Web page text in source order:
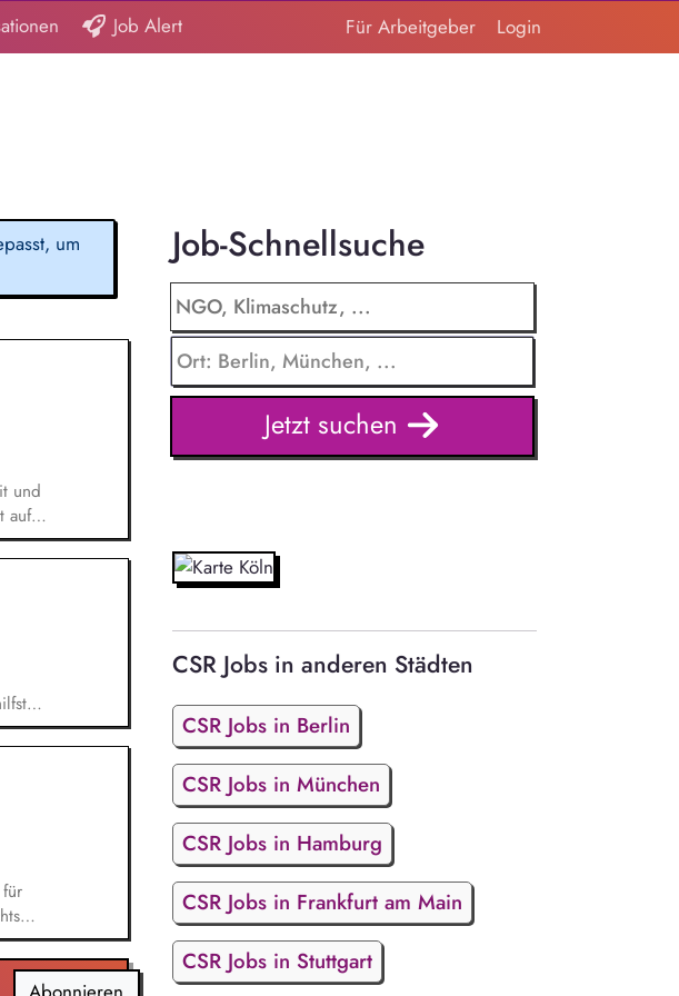
Job Alert Für Arbeitgeber Login
um
und
auf
Job-Schnellsuche
Jetzt suchen
CSR Jobs in anderen Städten
CSR Jobs in Berlin
CSR Jobs in München
CSR Jobs in Hamburg
CSR Jobs in Frankfurt am Main
CSR Jobs in Stuttgart